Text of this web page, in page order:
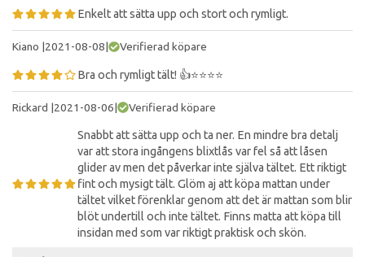
Enkelt att sätta upp och stort och rymligt.
Kiano |2021-08-08| Verifierad köpare
Bra och rymligt tält! 👍⭐️⭐️⭐️⭐️
Rickard |2021-08-06| Verifierad köpare
Snabbt att sätta upp och ta ner. En mindre bra detalj
var att stora ingångens blixtlås var fel så att låsen
glider av men det påverkar inte själva tältet. Ett riktigt
fint och mysigt tält. Glöm aj att köpa mattan under
tältet vilket förenklar genom att det är mattan som blir
blöt undertill och inte tältet. Finns matta att köpa till
insidan med som var riktigt praktisk och skön.